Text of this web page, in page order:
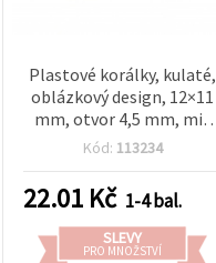
Plastové korálky, kulaté,
oblázkový design, 12×11
mm, otvor 4,5 mm, mix
barev – 20 g (~25 ks)
Kód: 113234
22.01 Kč 1-4 bal.
SLEVY
PRO MNOŽSTVÍ